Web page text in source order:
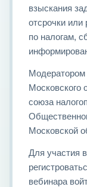
взыскания
отсрочки или
по налогам,
Модератором
Московского
союза
Московской
Для участия
вебинара